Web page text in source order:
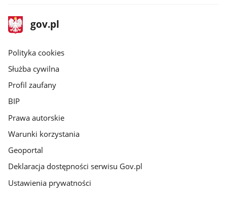
stopka
gov.pl
Strona
gov.pl
gov.pl
Polityka cookies
Służba cywilna
Profil zaufany
BIP
Prawa autorskie
Warunki korzystania
Geoportal
Deklaracja dostępności serwisu Gov.pl
Ustawienia prywatności